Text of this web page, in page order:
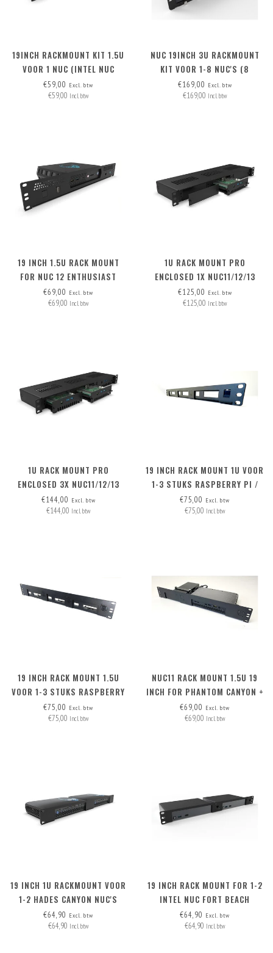
19INCH RACKMOUNT KIT 1.5U
VOOR 1 NUC (INTEL NUC
MINIPC)
€59,00 Excl. btw
€59,00 Incl. btw
NUC 19INCH 3U RACKMOUNT
KIT VOOR 1-8 NUC'S (8
MONTAGEPLATEN INCL.,
UITBREIDBAAR NAAR. 12X))
€169,00 Excl. btw
€169,00 Incl. btw
19 INCH 1.5U RACK MOUNT
FOR NUC 12 ENTHUSIAST
€69,00 Excl. btw
€69,00 Incl. btw
1U RACK MOUNT PRO
ENCLOSED 1X NUC11/12/13
PRO BOARD (EXP. TO 3) -
FRONT REMOVABLE
€125,00 Excl. btw
€125,00 Incl. btw
1U RACK MOUNT PRO
ENCLOSED 3X NUC11/12/13
PRO BOARD - FRONT
REMOVABLE
€144,00 Excl. btw
€144,00 Incl. btw
19 INCH RACK MOUNT 1U VOOR
1-3 STUKS RASPBERRY PI /
LOW NUC
€75,00 Excl. btw
€75,00 Incl. btw
19 INCH RACK MOUNT 1.5U
VOOR 1-3 STUKS RASPBERRY
PI / HIGH NUC
€75,00 Excl. btw
€75,00 Incl. btw
NUC11 RACK MOUNT 1.5U 19
INCH FOR PHANTOM CANYON +
PSU
€69,00 Excl. btw
€69,00 Incl. btw
19 INCH 1U RACKMOUNT VOOR
1-2 HADES CANYON NUC'S
€64,90 Excl. btw
€64,90 Incl. btw
19 INCH RACK MOUNT FOR 1-2
INTEL NUC FORT BEACH
€64,90 Excl. btw
€64,90 Incl. btw